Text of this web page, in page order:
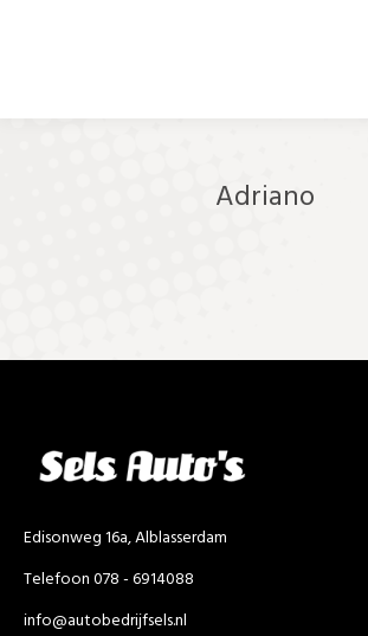
Adriano
Edisonweg 16a, Alblasserdam
Telefoon 078 - 6914088
info@autobedrijfsels.nl